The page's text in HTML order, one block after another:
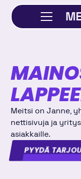
Meitsi on Janne,
nettisivuja ja
asiakkaille.
PYYDÄ